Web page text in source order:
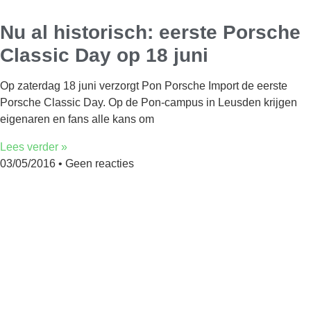
Nu al historisch: eerste Porsche
Classic Day op 18 juni
Op zaterdag 18 juni verzorgt Pon Porsche Import de eerste
Porsche Classic Day. Op de Pon-campus in Leusden krijgen
eigenaren en fans alle kans om
Lees verder »
03/05/2016
Geen reacties